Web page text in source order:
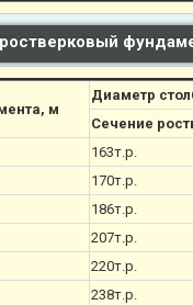
м
Диаметр
Сечение
163т.р.
170т.р.
186т.р.
207т.р.
220т.р.
238т.р.